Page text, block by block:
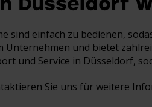
sind einfach zu bedienen,
Unternehmen und bietet
und Service in Düsseldorf,
Sie uns für weitere